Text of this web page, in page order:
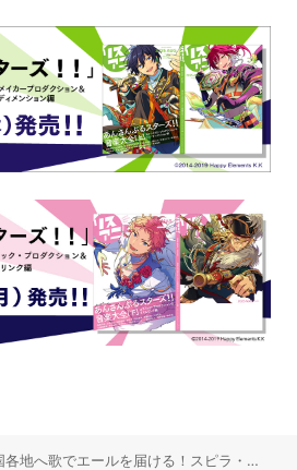
全国各地へ歌でエールを届ける！スピラ・スピカ One-Man Live2020『届け、エール！』の開催が決定！